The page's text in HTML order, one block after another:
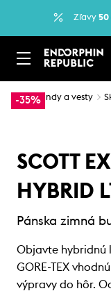
Zľavy 50
-35%
… Bundy a vesty
SCOTT
HYBRID
Pánska zimná
Objavte hybridnú
GORE-TEX
výpravy do hôr.